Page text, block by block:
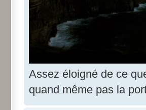
Assez éloigné de ce
quand même pas la